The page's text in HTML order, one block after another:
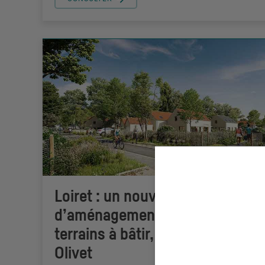
Loiret : un nouveau programme
d’aménagement, avec 19
terrains à bâtir, se prépare à
Olivet